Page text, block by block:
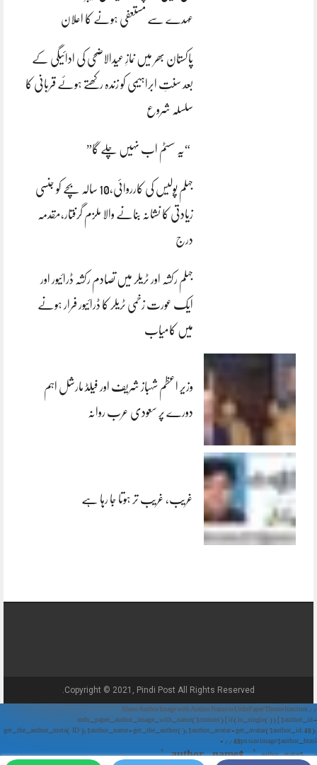
عہدے سے مستعفی ہونے کا اعلان
پاکستان بھر میں نمازِ عیدالاضحی کی ادائیگی کے
بعد سنتِ ابراہیمی کو زندہ رکھتے ہوئے قربانی کا
سلسلہ شروع
“یہ سسٹم اب نہیں چلے گا”
جہلم پولیس کی کارروائی،10 سالہ بچے کو جنسی
زیادتی کا نشانہ بنانے والا ملزم گرفتار،مقدمہ
درج
جہلم رکشہ اور ٹریلر میں تصادم رکشہ ڈرائیور اور
ایک عورت زخمی ٹریلر کا ڈرائیور فرار ہونے
میں کامیاب
وزیر اعظم شہباز شریف اور فیلڈ مارشل اہم
دورے پر سعودی عرب روانہ
غریب، غریب تر ہوتا جا رہا ہے
Copyright © 2021, Pindi Post All Rights Reserved.
// Show Author Image with Author Name in UrduPaper Theme function
urdu_paper_author_image_with_name($content) { if (is_single()) { $author_id =
get_the_author_meta('ID'); $author_name = get_the_author(); $author_avatar = get_avatar($author_id, 48);
// 48px size image $author_html = '
' . $author_avatar . '
' . $author_name . '